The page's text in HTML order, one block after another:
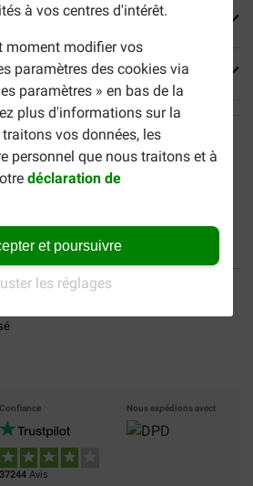
à vos centres d'intérêt.
moment modifier vos
paramètres des cookies via
paramètres » en bas de la
plus d'informations sur la
vos données, les
personnel que nous traitons et à
déclaration de
et poursuivre
les réglagesFrais de port offerts dès
Confiance
37244 Avis
Nous expédions avect